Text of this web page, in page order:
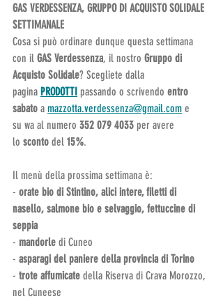
GAS VERDESSENZA, GRUPPO DI ACQUISTO SOLIDALE
SETTIMANALE
Cosa si può ordinare dunque questa settimana
con il GAS Verdessenza, il nostro Gruppo di
Acquisto Solidale? Scegliete dalla
pagina PRODOTTI passando o scrivendo entro
sabato a mazzotta.verdessenza@gmail.com e
su wa al numero 352 079 4033 per avere
lo sconto del 15%.
Il menù della prossima settimana è:
- orate bio di Stintino, alici intere, filetti di
nasello, salmone bio e selvaggio, fettuccine di
seppia
- mandorle di Cuneo
- asparagi del paniere della provincia di Torino
- trote affumicate della Riserva di Crava Morozzo,
nel Cuneese